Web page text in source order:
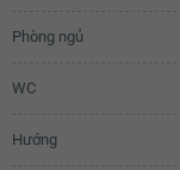
Phòng ngủ
WC
Hướng